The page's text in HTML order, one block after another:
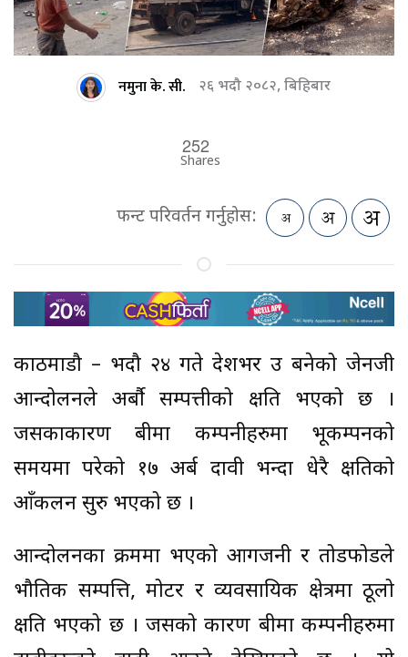
नमुना के. सी. २६ भदौ २०८२, बिहिबार
252
Shares
फन्ट परिवर्तन गर्नुहोस:
काठमाडौ – भदौ २४ गते देशभर उग्र बनेको जेनजी
आन्दोलनले अर्बाै सम्पत्तीको क्षति भएको छ ।
जसकाकारण बीमा कम्पनीहरुमा भूकम्पनको
समयमा परेको १७ अर्ब दावी भन्दा धेरै क्षतिको
आँकलन सुरु भएको छ ।
आन्दोलनका क्रममा भएको आगजनी र तोडफोडले
भौतिक सम्पत्ति, मोटर र व्यवसायिक क्षेत्रमा ठूलो
क्षति भएको छ । जसको कारण बीमा कम्पनीहरुमा